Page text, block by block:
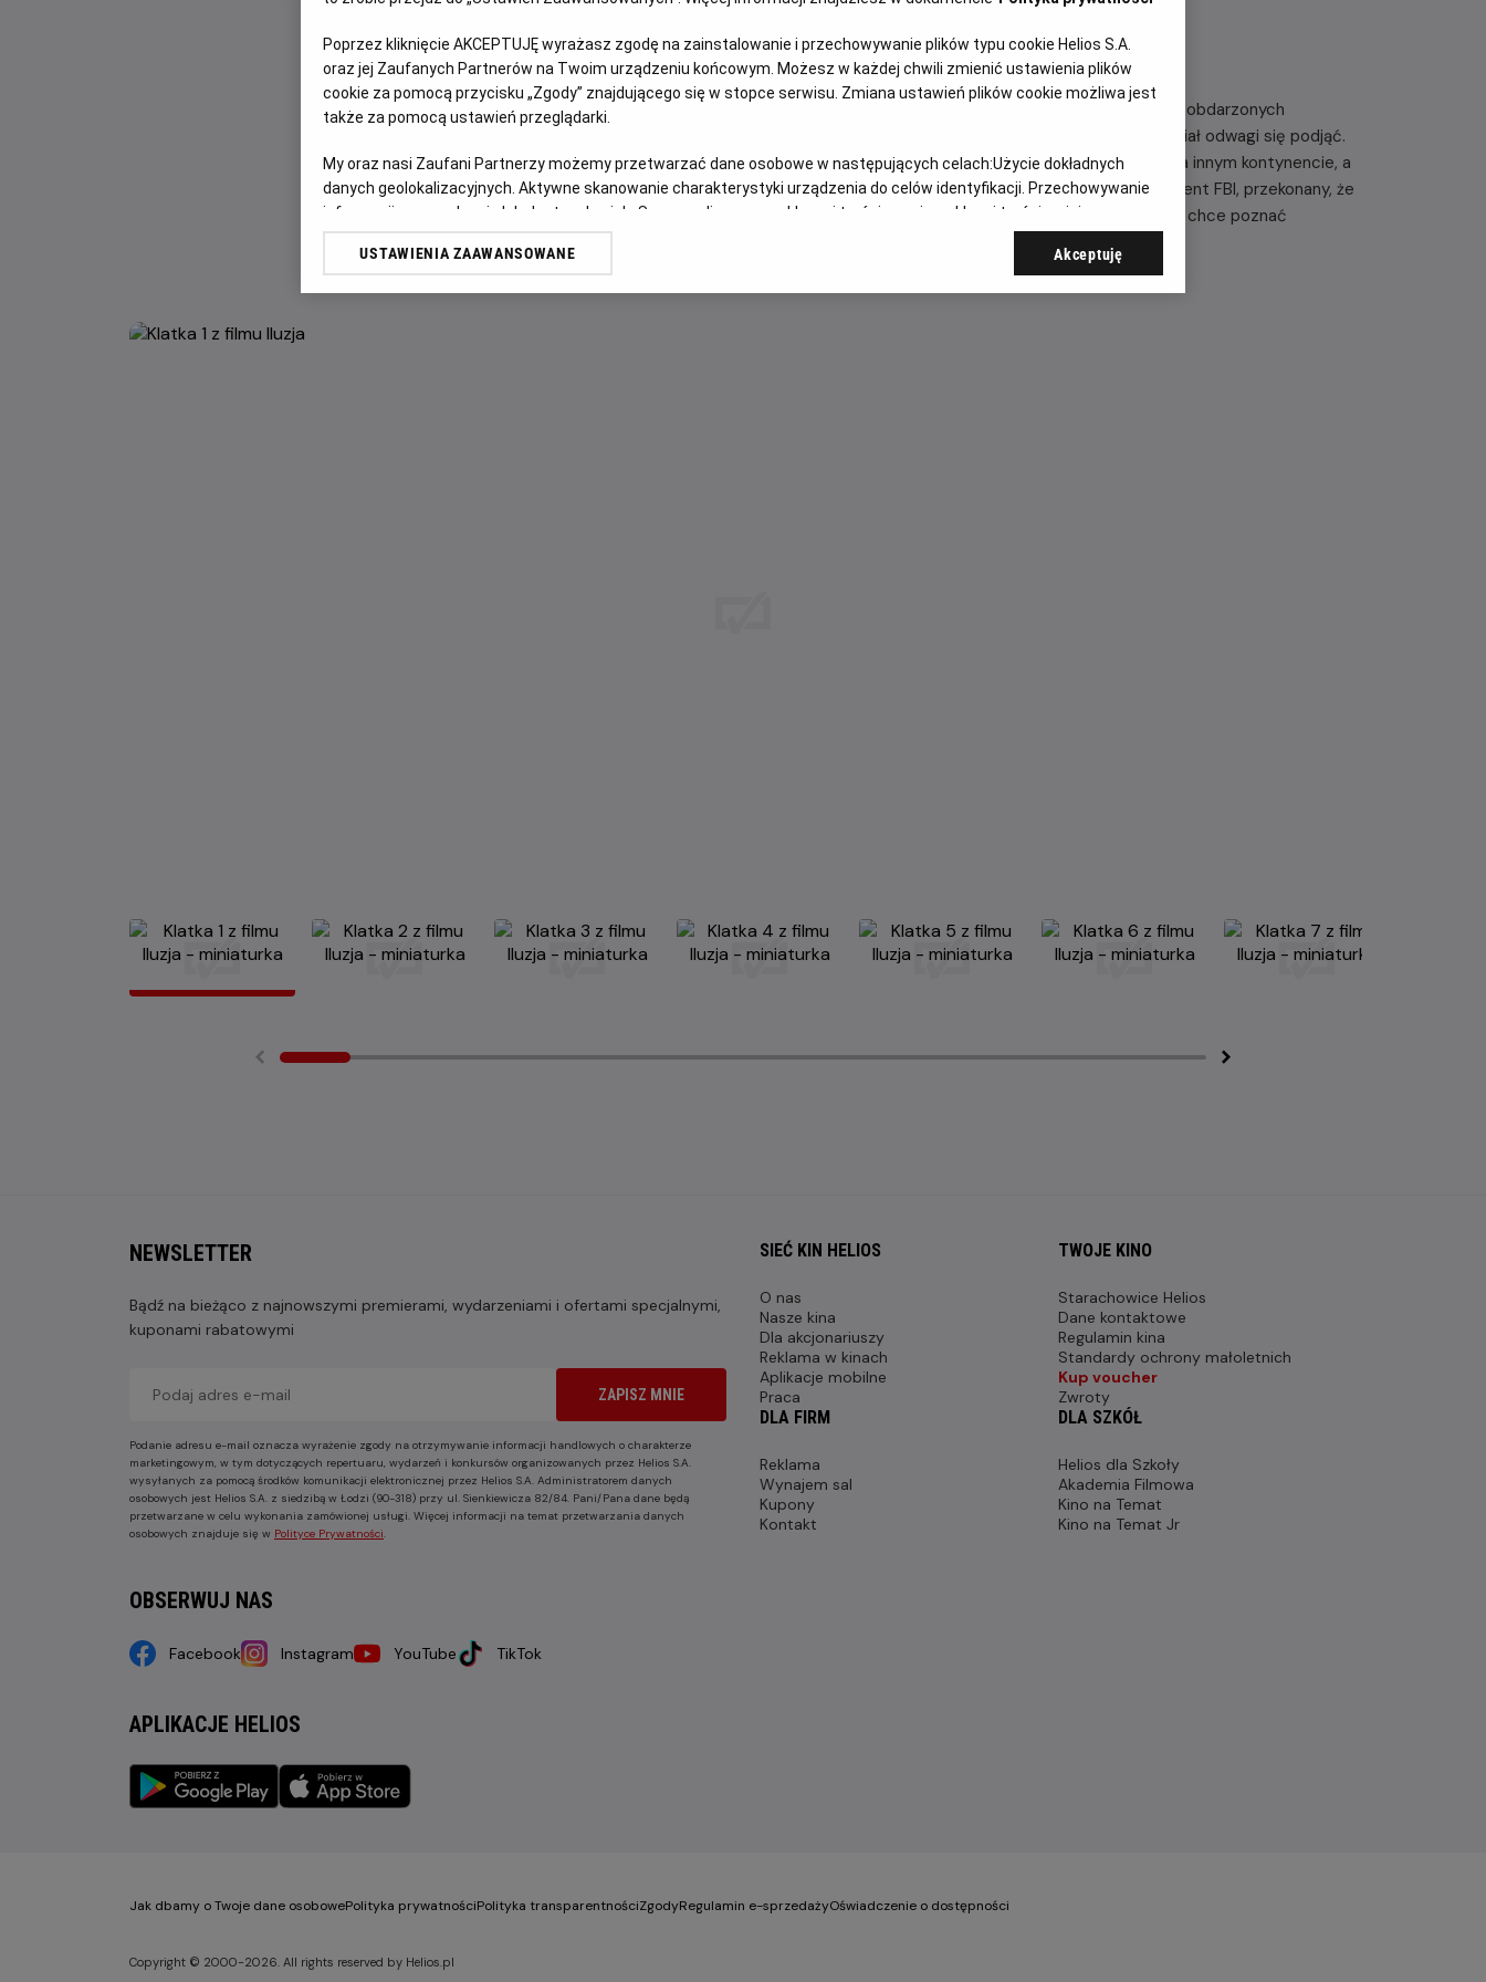
OPIS FILMU
Istniejąca od wieków tajna organizacja OKO zbiera ekipę najbardziej utalentowanych, obdarzonych
niezwykłymi umiejętnościami iluzjonistów i powierza im cel, którego nikt dotąd nie miał odwagi się podjąć.
O grupie robi się głośno po spektaklu, podczas którego rabują bank znajdujący się na innym kontynencie, a
miliony przelewają na konta ludzi obecnych na widowni. Tropem iluzjonistów rusza agent FBI, przekonany, że
za ich działalnością musi kryć się coś więcej. Nie jest on jedynym człowiekiem, który chce poznać
tajemnicę grupy, która przygotowuje się do realizacji bezprecedensowego planu.
NEWSLETTER
Bądź na bieżąco z najnowszymi premierami, wydarzeniami i ofertami specjalnymi,
kuponami rabatowymi
ZAPISZ MNIE
Podanie adresu e-mail oznacza wyrażenie zgody na otrzymywanie informacji handlowych o charakterze
marketingowym, w tym dotyczących repertuaru, wydarzeń i konkursów organizowanych przez Helios S.A.
wysyłanych za pomocą środków komunikacji elektronicznej przez Helios S.A. Administratorem danych
osobowych jest Helios S.A. z siedzibą w Łodzi (90-318) przy ul. Sienkiewicza 82/84. Pani/Pana dane będą
przetwarzane w celu wykonania zamówionej usługi. Więcej informacji na temat przetwarzania danych
osobowych znajduje się w Polityce Prywatności.
OBSERWUJ NAS
Facebook Instagram YouTube TikTok
APLIKACJE HELIOS
SIEĆ KIN HELIOS
O nas
Nasze kina
Dla akcjonariuszy
Reklama w kinach
Aplikacje mobilne
Praca
TWOJE KINO
Starachowice Helios
Dane kontaktowe
Regulamin kina
Standardy ochrony małoletnich
Kup voucher
Zwroty
DLA FIRM
Reklama
Wynajem sal
Kupony
Kontakt
DLA SZKÓŁ
Helios dla Szkoły
Akademia Filmowa
Kino na Temat
Kino na Temat Jr
Jak dbamy o Twoje dane osobowePolityka prywatnościPolityka transparentnościZgodyRegulamin e-sprzedażyOświadczenie o dostępności
Copyright © 2000-2026. All rights reserved by Helios.pl
Poprzez kliknięcie AKCEPTUJĘ wyrażasz zgodę na zainstalowanie i przechowywanie plików typu cookie Helios S.A.
oraz jej Zaufanych Partnerów na Twoim urządzeniu końcowym. Możesz w każdej chwili zmienić ustawienia plików
cookie za pomocą przycisku „Zgody” znajdującego się w stopce serwisu. Zmiana ustawień plików cookie możliwa jest
także za pomocą ustawień przeglądarki.
My oraz nasi Zaufani Partnerzy możemy przetwarzać dane osobowe w następujących celach:Użycie dokładnych
danych geolokalizacyjnych. Aktywne skanowanie charakterystyki urządzenia do celów identyfikacji. Przechowywanie
informacji na urządzeniu lub dostęp do nich. Spersonalizowane reklamy i treści, pomiar reklam i treści, opinie
odbiorców i ulepszanie usług.
USTAWIENIA ZAAWANSOWANE Akceptuję